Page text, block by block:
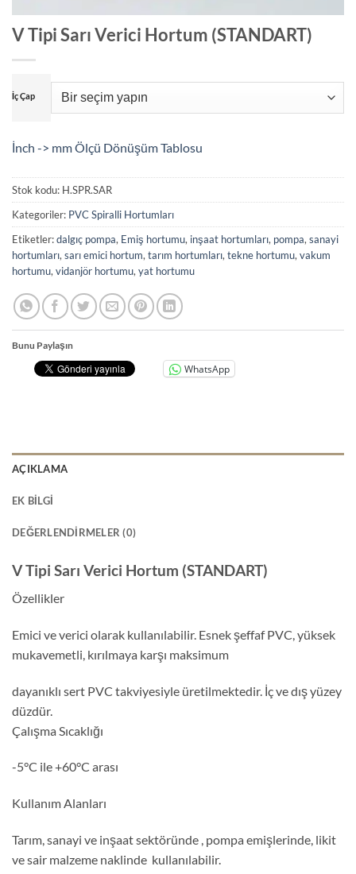
V Tipi Sarı Verici Hortum (STANDART)
İç Çap
İnch -> mm Ölçü Dönüşüm Tablosu
Stok kodu: H.SPR.SAR
Kategoriler: PVC Spiralli Hortumları
Etiketler:dalgıç pompa, Emiş hortumu, inşaat hortumları, pompa,sanayi
hortumları,sarı emici hortum,tarım hortumları,tekne hortumu,vakum
hortumu,vidanjör hortumu,yat hortumu
Bunu Paylaşın
WhatsApp
AÇIKLAMA
EK BILGI
DEĞERLENDIRMELER (0)
V Tipi Sarı Verici Hortum (STANDART)
Özellikler
Emici ve verici olarak kullanılabilir. Esnek şeffaf PVC, yüksek
mukavemetli, kırılmaya karşı maksimum
dayanıklı sert PVC takviyesiyle üretilmektedir. İç ve dış yüzey
düzdür.
Çalışma Sıcaklığı
-5°C ile +60°C arası
Kullanım Alanları
Tarım, sanayi ve inşaat sektöründe , pompa emişlerinde, likit
ve sair malzeme naklinde kullanılabilir.